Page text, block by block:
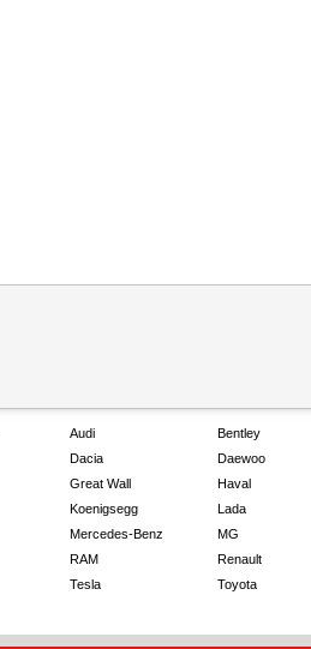
Audi Bentley
Dacia Daewoo
Great Wall Haval
Koenigsegg Lada
Mercedes-Benz MG
RAM Renault
Tesla Toyota